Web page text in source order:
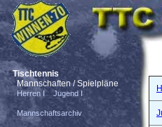
Tischtennis
Mannschaften / Spielpläne
Herren I Jugend I
Mannschaftsarchiv